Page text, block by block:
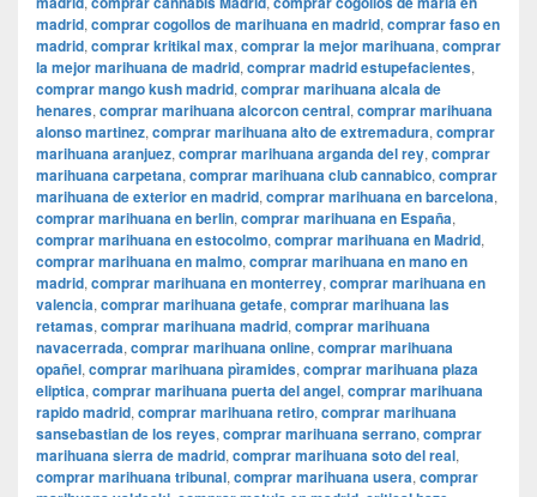
madrid, comprar cogollos de marihuana en madrid, comprar faso en
madrid, comprar kritikal max, comprar la mejor marihuana, comprar
la mejor marihuana de madrid, comprar madrid estupefacientes,
comprar mango kush madrid, comprar marihuana alcala de
henares, comprar marihuana alcorcon central, comprar marihuana
alonso martinez, comprar marihuana alto de extremadura, comprar
marihuana aranjuez, comprar marihuana arganda del rey, comprar
marihuana carpetana, comprar marihuana club cannabico, comprar
marihuana de exterior en madrid, comprar marihuana en barcelona,
comprar marihuana en berlin, comprar marihuana en España,
comprar marihuana en estocolmo, comprar marihuana en Madrid,
comprar marihuana en malmo, comprar marihuana en mano en
madrid, comprar marihuana en monterrey, comprar marihuana en
valencia, comprar marihuana getafe, comprar marihuana las
retamas, comprar marihuana madrid, comprar marihuana
navacerrada, comprar marihuana online, comprar marihuana
opañel, comprar marihuana pìramides, comprar marihuana plaza
eliptica, comprar marihuana puerta del angel, comprar marihuana
rapido madrid, comprar marihuana retiro, comprar marihuana
sansebastian de los reyes, comprar marihuana serrano, comprar
marihuana sierra de madrid, comprar marihuana soto del real,
comprar marihuana tribunal, comprar marihuana usera, comprar